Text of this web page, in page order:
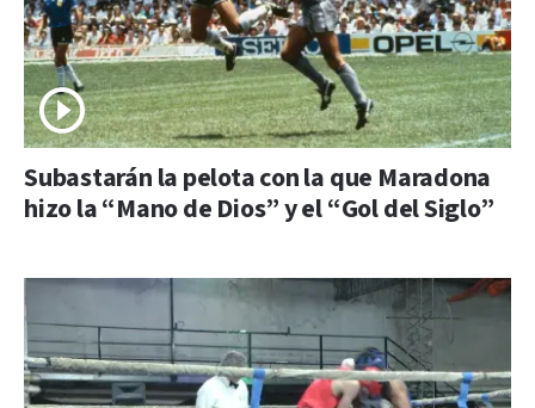
Subastarán la pelota con la que Maradona
hizo la “Mano de Dios” y el “Gol del Siglo”